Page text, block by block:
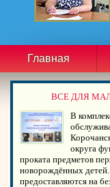
Главная
ВСЕ ДЛЯ
В
округа
проката предметов
новорождённых детей.
предоставляются на